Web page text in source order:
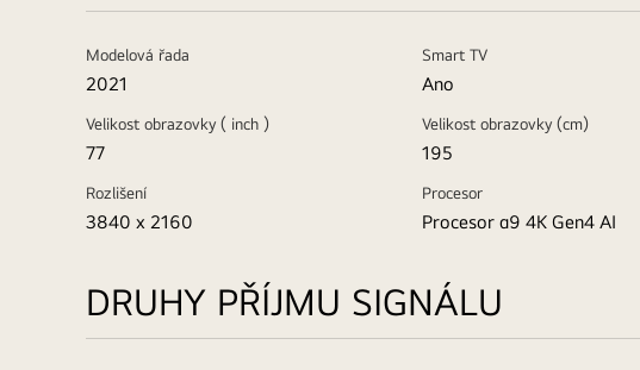
Modelová řada
2021
Smart TV
Ano
Velikost obrazovky ( inch )
77
Velikost obrazovky (cm)
195
Rozlišení
3840 x 2160
Procesor
Procesor α9 4K Gen4 AI
DRUHY PŘÍJMU SIGNÁLU